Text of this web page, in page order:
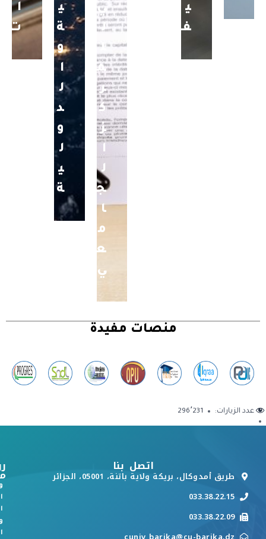
ي
ف
ي
ل
ل
م
ر
ك
ز
ا
ل
ج
ا
م
ع
ي
ي
ة
و
ا
ل
د
و
ل
ي
ة
ا
ت
منصات مفيدة
عدد الزيارات: 296٬231
اتصل بنا
طريق أمدوكال، بريكة ولاية باتنة، 05001، الجزائر
033.38.22.15
033.38.22.09